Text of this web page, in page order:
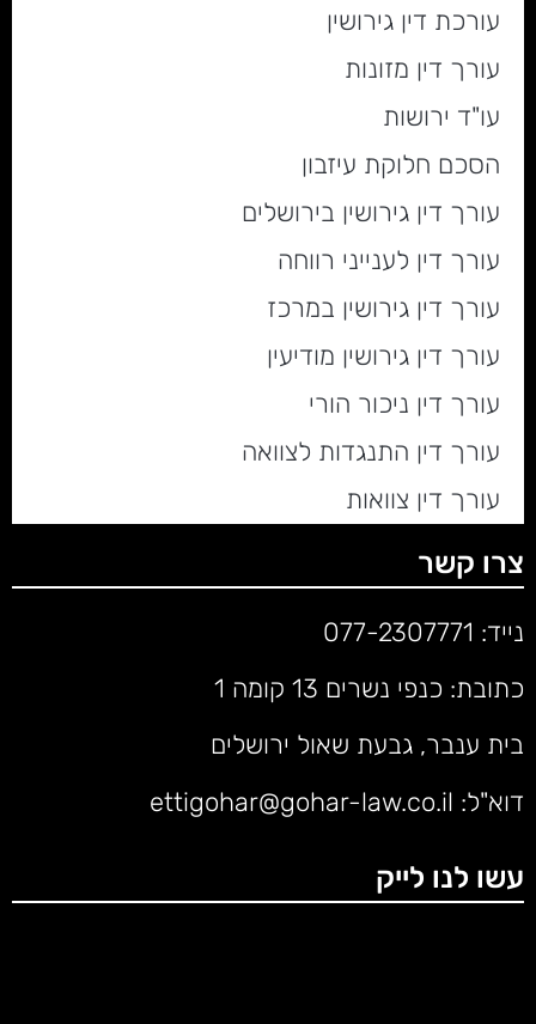
עורכת דין גירושין
עורך דין מזונות
עו"ד ירושות
הסכם חלוקת עיזבון
עורך דין גירושין בירושלים
עורך דין לענייני רווחה
עורך דין גירושין במרכז
עורך דין גירושין מודיעין
עורך דין ניכור הורי
עורך דין התנגדות לצוואה
עורך דין צוואות
צרו קשר
נייד: 077-2307771
כתובת: כנפי נשרים 13 קומה 1
בית ענבר, גבעת שאול ירושלים
דוא"ל: ettigohar@gohar-law.co.il
עשו לנו לייק